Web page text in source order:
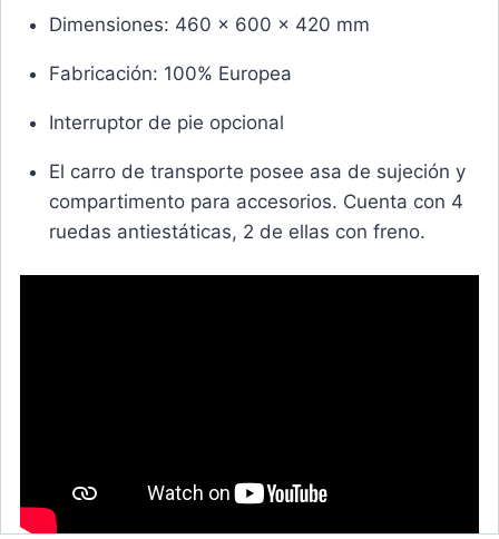
Dimensiones: 460 x 600 x 420 mm
Fabricación: 100% Europea
Interruptor de pie opcional
El carro de transporte posee asa de sujeción y
compartimento para accesorios. Cuenta con 4
ruedas antiestáticas, 2 de ellas con freno.